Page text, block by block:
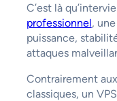
C’est là
professionnel,
puissance,
attaques
Contrairement
classiques, un